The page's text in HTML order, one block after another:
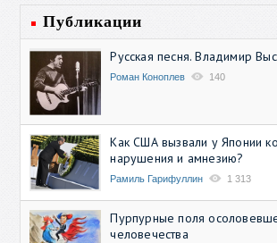
Публикации
Русская песня. Владимир
Роман Коноплев 140
Как США вызвали у Японии
нарушения и амнезию?
Рамиль Гарифуллин 1 313
Пурпурные поля
человечества